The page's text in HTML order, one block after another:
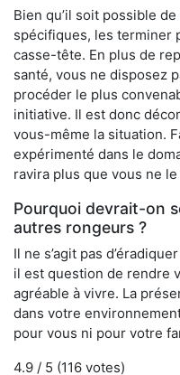
Bien qu’il soit possible
spécifiques, les terminer
casse-tête. En plus de
santé, vous ne disposez
procéder le plus
initiative. Il est donc
vous-même la situation.
expérimenté dans le
ravira plus que vous ne
Pourquoi devrait-on
autres rongeurs ?
Il ne s’agit pas
il est question de rendre
agréable à vivre. La
dans votre
pour vous ni pour votre
4.9 / 5 (116 votes)